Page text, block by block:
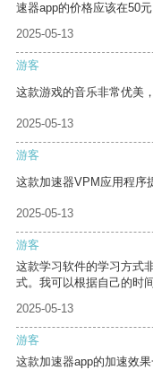
速器app的价格应该在50元
2025-05-13
游客
这款游戏的音乐非常优美
2025-05-13
游客
这款加速器VPM应用程序
2025-05-13
游客
这款学习软件的学习方式
式。我可以根据自己的时
2025-05-13
游客
这款加速器app的加速效